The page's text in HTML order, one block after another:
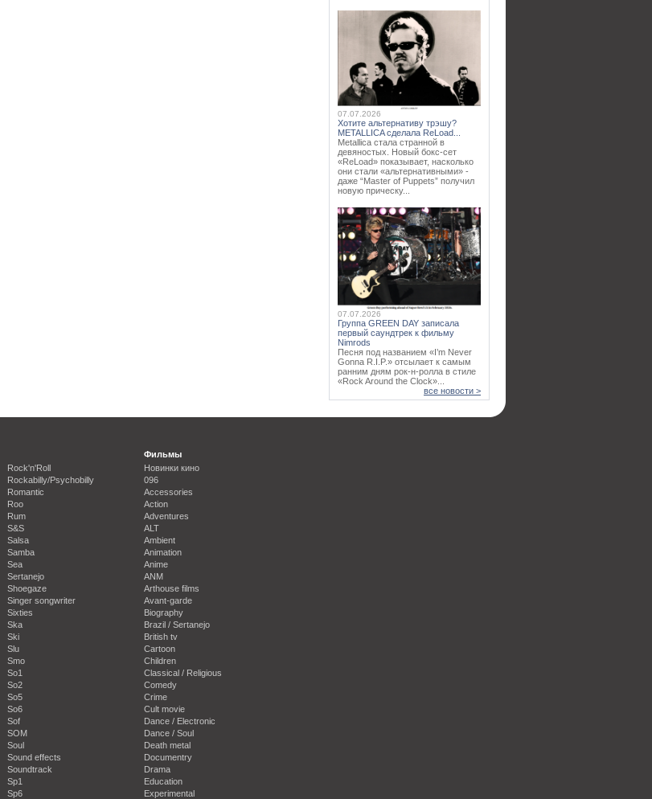
07.07.2026
Хотите альтернативу трэшу?
METALLICA сделала ReLoad...
Metallica стала странной в
девяностых. Новый бокс-сет
«ReLoad» показывает, насколько
они стали «альтернативными» -
даже “Master of Puppets” получил
новую прическу...
07.07.2026
Группа GREEN DAY записала
первый саундтрек к фильму
Nimrods
Песня под названием «I’m Never
Gonna R.I.P.» отсылает к самым
ранним дням рок-н-ролла в стиле
«Rock Around the Clock»...
все новости >
Rock'n'Roll
Rockabilly/Psychobilly
Romantic
Roo
Rum
S&S
Salsa
Samba
Sea
Sertanejo
Shoegaze
Singer songwriter
Sixties
Ska
Ski
Slu
Smo
So1
So2
So5
So6
Sof
SOM
Soul
Sound effects
Soundtrack
Sp1
Sp6
Фильмы
Новинки кино
096
Accessories
Action
Adventures
ALT
Ambient
Animation
Anime
ANM
Arthouse films
Avant-garde
Biography
Brazil / Sertanejo
British tv
Cartoon
Children
Classical / Religious
Comedy
Crime
Cult movie
Dance / Electronic
Dance / Soul
Death metal
Documentry
Drama
Education
Experimental